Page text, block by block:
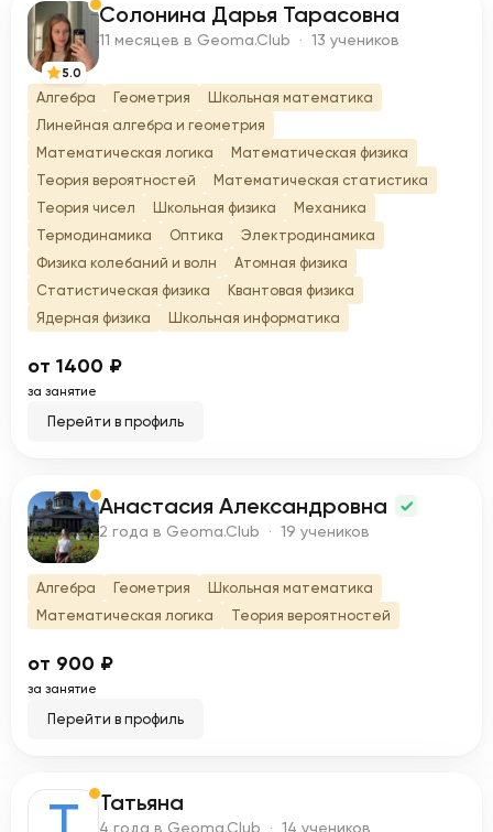
С
5.0
Солонина Дарья Тарасовна
11 месяцев в Geoma.Club · 13 учеников
Алгебра Геометрия
Школьная математика
Линейная алгебра и геометрия
Математическая логика
Математическая физика
Теория вероятностей
Математическая статистика
Теория чисел
Школьная физика
Механика
Термодинамика
Оптика
Электродинамика
Физика колебаний и волн
Атомная физика
Статистическая физика
Квантовая физика
Ядерная физика
Школьная информатика
от 1400 ₽
за занятие
Перейти в профиль
А Анастасия Александровна
2 года в Geoma.Club · 19 учеников
Алгебра Геометрия
Школьная математика
Математическая логика
Теория вероятностей
от 900 ₽
за занятие
Перейти в профиль
Татьяна
4 года в Geoma.Club · 14 учеников